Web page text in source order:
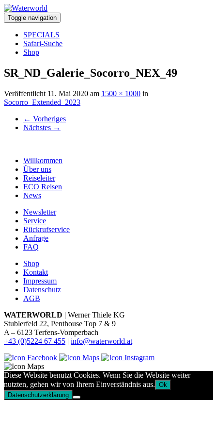
Toggle navigation
SPECIALS
Safari-Suche
Shop
SR_ND_Galerie_Socorro_NEX_49
Veröffentlicht 11. Mai 2020 am 1500 × 1000 in
Socorro_Extended_2023
← Vorheriges
Nächstes →
Willkommen
Über uns
Reiseleiter
ECO Reisen
News
Newsletter
Service
Rückrufservice
Anfrage
FAQ
Shop
Kontakt
Impressum
Datenschutz
AGB
WATERWORLD | Werner Thiele KG
Stublerfeld 22, Penthouse Top 7 & 9
A – 6123 Terfens-Vomperbach
+43 (0)5224 67 455 | info@waterworld.at
Diese Website benutzt Cookies. Wenn Sie die Website weiter
nutzten, gehen wir von Ihrem Einverständnis aus. Ok
Datenschutzerklärung